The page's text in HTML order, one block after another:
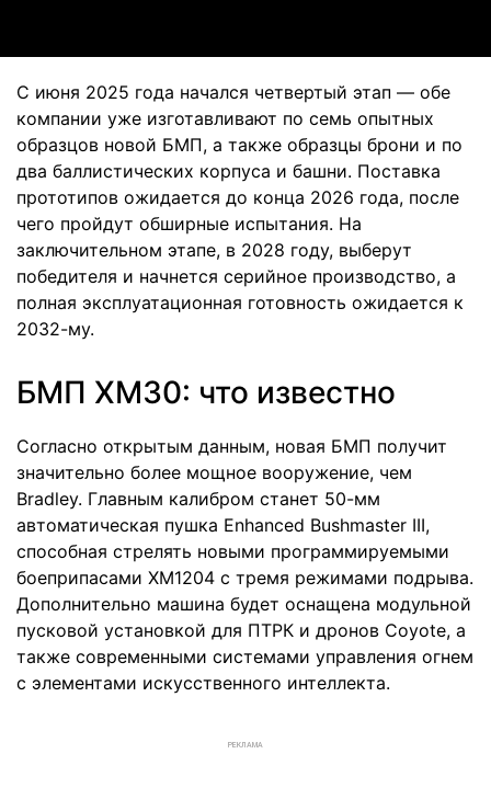
С июня 2025 года начался четвертый этап — обе
компании уже изготавливают по семь опытных
образцов новой БМП, а также образцы брони и по
два баллистических корпуса и башни. Поставка
прототипов ожидается до конца 2026 года, после
чего пройдут обширные испытания. На
заключительном этапе, в 2028 году, выберут
победителя и начнется серийное производство, а
полная эксплуатационная готовность ожидается к
2032-му.
БМП XM30: что известно
Согласно открытым данным, новая БМП получит
значительно более мощное вооружение, чем
Bradley. Главным калибром станет 50-мм
автоматическая пушка Enhanced Bushmaster III,
способная стрелять новыми программируемыми
боеприпасами XM1204 с тремя режимами подрыва.
Дополнительно машина будет оснащена модульной
пусковой установкой для ПТРК и дронов Coyote, а
также современными системами управления огнем
с элементами искусственного интеллекта.
РЕКЛАМА